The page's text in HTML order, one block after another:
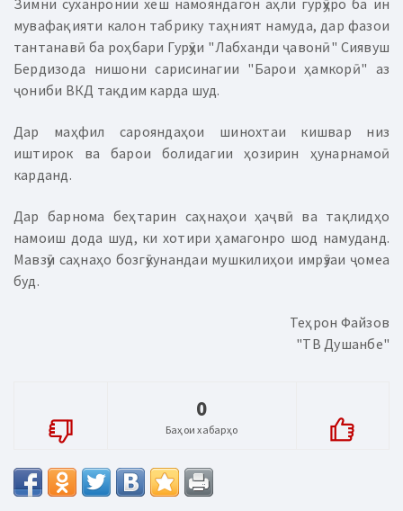
мувафақияти калон табрику таҳният намуда, дар фазои
тантанавӣ ба роҳбари Гурӯҳи "Лабханди ҷавонӣ" Сиявуш
Бердизода нишони сарисинагии "Барои ҳамкорӣ" аз
ҷониби ВКД тақдим карда шуд.
Дар маҳфил сарояндаҳои шинохтаи кишвар низ
иштирок ва барои болидагии ҳозирин ҳунарнамоӣ
карданд.
Дар барнома беҳтарин саҳнаҳои ҳаҷвӣ ва тақлидҳо
намоиш дода шуд, ки хотири ҳамагонро шод намуданд.
Мавзӯи саҳнаҳо бозгӯкунандаи мушкилиҳои имрӯзаи ҷомеа
буд.
Теҳрон Файзов
"ТВ Душанбе"
0
Баҳои хабарҳо